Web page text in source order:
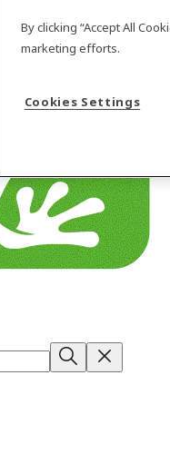
By clicking “Accept All
marketing efforts.
Cookies Settings